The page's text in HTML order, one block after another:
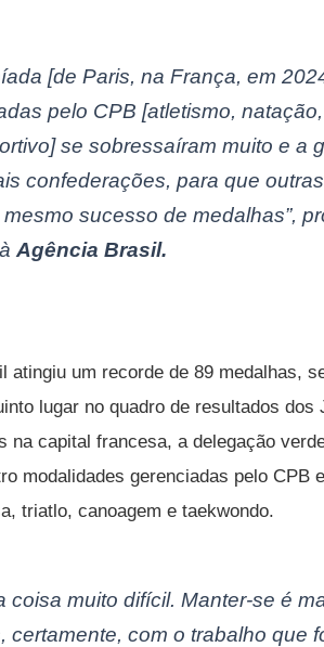
[de Paris, na França, em
pelo CPB [atletismo, natação,
se sobressaíram muito e a
confederações, para que outras
sucesso de medalhas”,
àAgência Brasil.
atingiu um recorde de 89 medalhas,
lugar no quadro de resultados dos
na capital francesa, a delegação
modalidades gerenciadas pelo CPB
triatlo, canoagem e taekwondo.
coisa muito difícil. Manter-se é
certamente, com o trabalho que